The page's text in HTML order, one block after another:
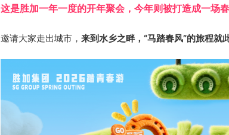
这是胜加一年一度的开年聚会，今年则被打造成一场春
邀请大家走出城市， 来到水乡之畔，“马踏春风”的旅程就